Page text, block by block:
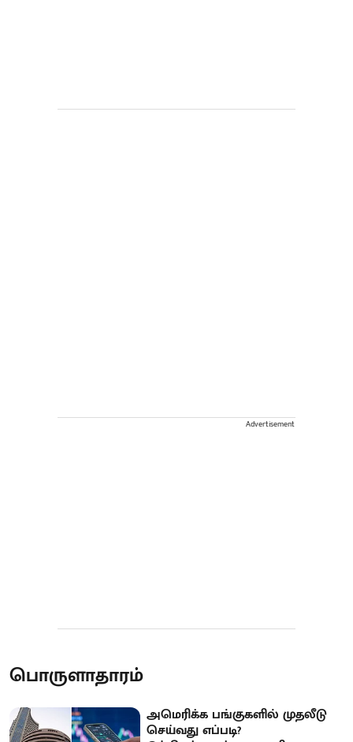
Advertisement
பொருளாதாரம்
அமெரிக்க பங்குகளில் முதலீடு
செய்வது எப்படி?